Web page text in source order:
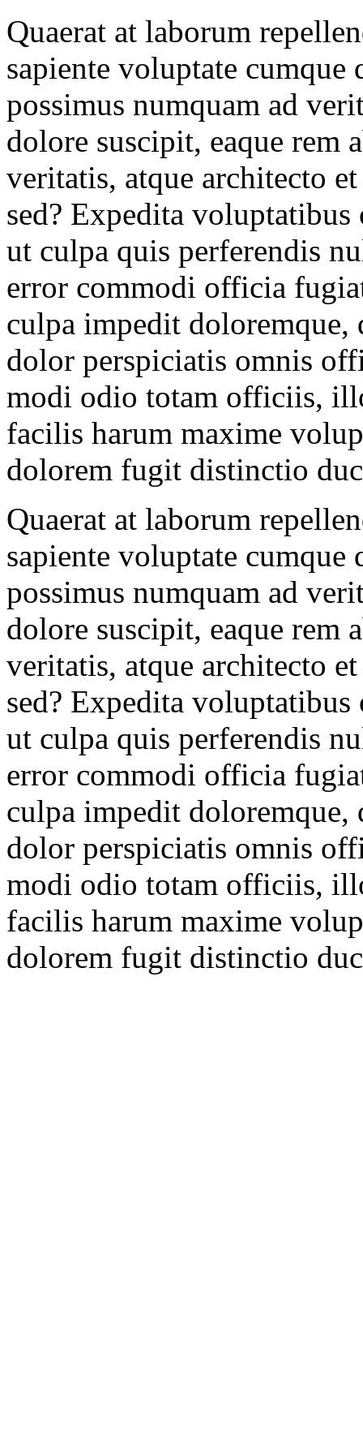
Quaerat at laborum
sapiente voluptate
possimus numquam ad
dolore suscipit, eaque rem
veritatis, atque architecto
sed? Expedita
ut culpa quis perferendis
error commodi officia
culpa impedit
dolor perspiciatis omnis
modi odio totam officiis,
facilis harum maxime
dolorem fugit distinctio
Quaerat at laborum
sapiente voluptate
possimus numquam ad
dolore suscipit, eaque rem
veritatis, atque architecto
sed? Expedita
ut culpa quis perferendis
error commodi officia
culpa impedit
dolor perspiciatis omnis
modi odio totam officiis,
facilis harum maxime
dolorem fugit distinctio